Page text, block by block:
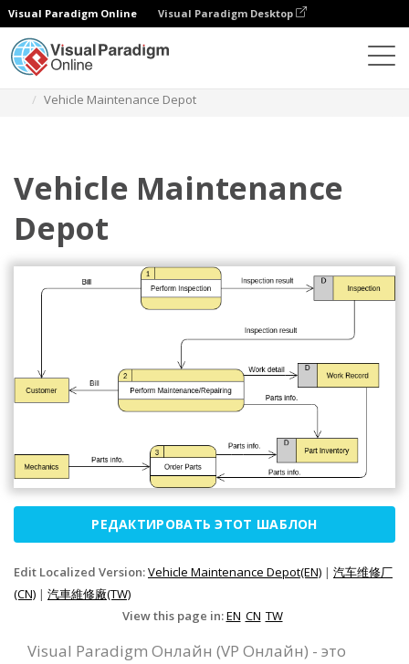
Visual Paradigm Online Visual Paradigm Desktop
Vehicle Maintenance Depot
Vehicle Maintenance
Depot
РЕДАКТИРОВАТЬ ЭТОТ ШАБЛОН
Edit Localized Version:Vehicle Maintenance Depot(EN) | 汽车维修厂
(CN) | 汽車維修廠(TW)
View this page in:EN CN TW
Visual Paradigm Онлайн (VP Онлайн) - это